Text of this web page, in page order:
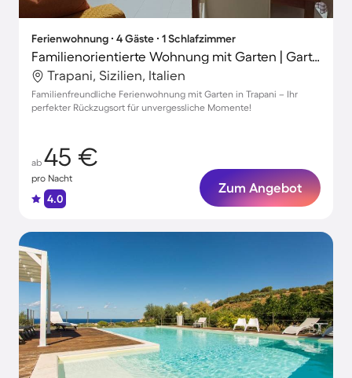
Ferienwohnung ∙ 4 Gäste ∙ 1 Schlafzimmer
Familienorientierte Wohnung mit Garten | Gartenblick
Trapani, Sizilien, Italien
Familienfreundliche Ferienwohnung mit Garten in Trapani – Ihr
perfekter Rückzugsort für unvergessliche Momente!
ab 45 €
pro Nacht
4.0
Zum Angebot